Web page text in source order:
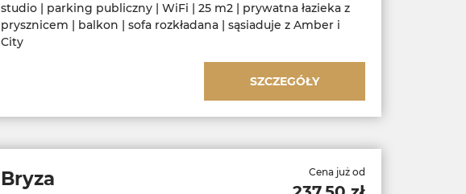
studio | parking publiczny | WiFi | 25 m2 | prywatna łazieka z
prysznicem | balkon | sofa rozkładana | sąsiaduje z Amber i
City
SZCZEGÓŁY
Bryza Cena już od